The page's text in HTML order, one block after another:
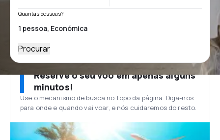
Quantas pessoas?
Procurar
Reserve o seu voo em apenas alguns
minutos!
Use o mecanismo de busca no topo da página. Diga-nos
para onde e quando vai voar, e nós cuidaremos do resto.